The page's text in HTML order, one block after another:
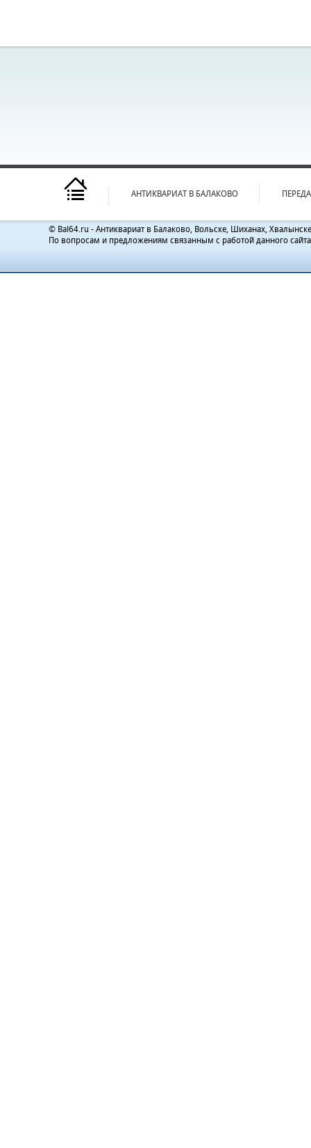
АНТИКВАРИАТ В БАЛАКОВО
© Bal64.ru - Антиквариат в Балаково, Вольске, Шиханах,
По вопросам и предложениям связанным с работой данного